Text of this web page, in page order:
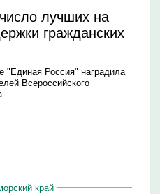
лучших на
гражданских
"Единая Россия" наградила
Всероссийского
край